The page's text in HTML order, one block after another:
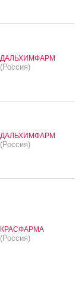
ДАЛЬХИМФАРМ
(Россия)
ДАЛЬХИМФАРМ
(Россия)
КРАСФАРМА
(Россия)